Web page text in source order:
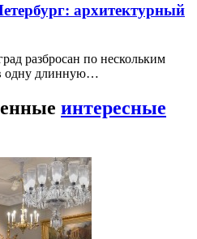
архитектурный
разбросан по нескольким
одну длинную…
интересные